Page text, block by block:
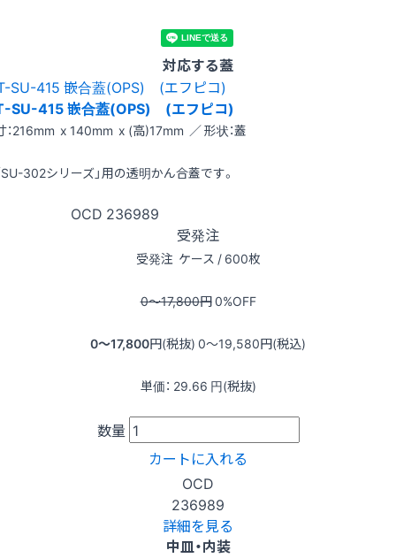
対応する蓋
SU-415 嵌合蓋(OPS) (エフピコ)
：216mm x 140mm x (高)17mm ／ 形状：蓋
SU-302シリーズ」用の透明かん合蓋です。
OCD 236989
受発注
受発注 ケース / 600枚
0〜17,800円0%OFF
0〜17,800円(税抜) 0〜19,580円(税込)
単価： 29.66 円(税抜)
数量
カートに入れる
OCD
236989
詳細を見る
中皿・内装